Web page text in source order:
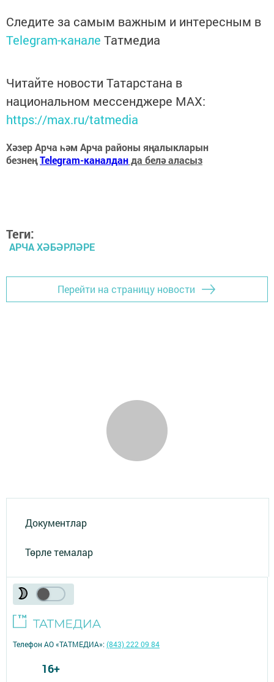
Следите за самым важным и интересным в
Telegram-канале Татмедиа
Читайте новости Татарстана в
национальном мессенджере MАХ:
https://max.ru/tatmedia
Хәзер Арча һәм Арча районы яңалыкларын
безнеңTelegram-каналданда белә аласыз
Теги:
АРЧА ХӘБӘРЛӘРЕ
Перейти на страницу новости
Документлар
Төрле темалар
Телефон АО «ТАТМЕДИА»:(843) 222 09 84
16+